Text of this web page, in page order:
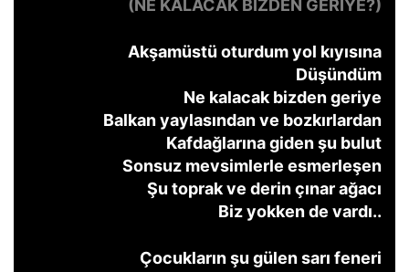
(NE KALACAK BİZDEN GERİYE?)
Akşamüstü oturdum yol kıyısına
Düşündüm
Ne kalacak bizden geriye
Balkan yaylasından ve bozkırlardan
Kafdağlarına giden şu bulut
Sonsuz mevsimlerle esmerleşen
Şu toprak ve derin çınar ağacı
Biz yokken de vardı..
Çocukların şu gülen sarı feneri